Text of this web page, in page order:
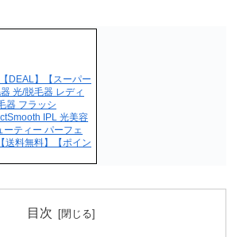
DEAL】【スーパー
光/脱毛器 レディ
器 フラッシ
IPL 光美容
ティー パーフェ
送料無料】【ポイン
目次